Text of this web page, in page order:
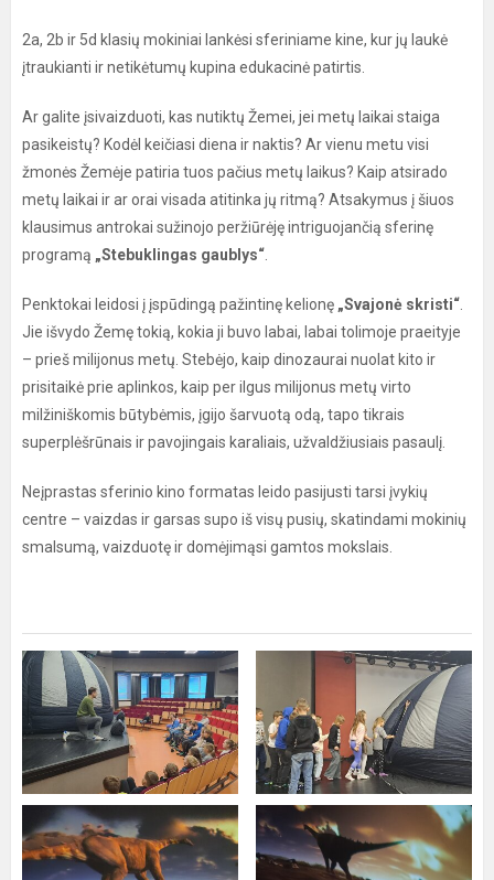
2a, 2b ir 5d klasių mokiniai lankėsi sferiniame kine, kur jų laukė
įtraukianti ir netikėtumų kupina edukacinė patirtis.
Ar galite įsivaizduoti, kas nutiktų Žemei, jei metų laikai staiga
pasikeistų? Kodėl keičiasi diena ir naktis? Ar vienu metu visi
žmonės Žemėje patiria tuos pačius metų laikus? Kaip atsirado
metų laikai ir ar orai visada atitinka jų ritmą? Atsakymus į šiuos
klausimus antrokai sužinojo peržiūrėję intriguojančią sferinę
programą „Stebuklingas gaublys“
Penktokai leidosi į įspūdingą pažintinę kelionę „Svajonė skristi“
Jie išvydo Žemę tokią, kokia ji buvo labai, labai tolimoje praeityje
– prieš milijonus metų. Stebėjo, kaip dinozaurai nuolat kito ir
prisitaikė prie aplinkos, kaip per ilgus milijonus metų virto
milžiniškomis būtybėmis, įgijo šarvuotą odą, tapo tikrais
superplėšrūnais ir pavojingais karaliais, užvaldžiusiais pasaulį.
Neįprastas sferinio kino formatas leido pasijusti tarsi įvykių
centre – vaizdas ir garsas supo iš visų pusių, skatindami mokinių
smalsumą, vaizduotę ir domėjimąsi gamtos mokslais.